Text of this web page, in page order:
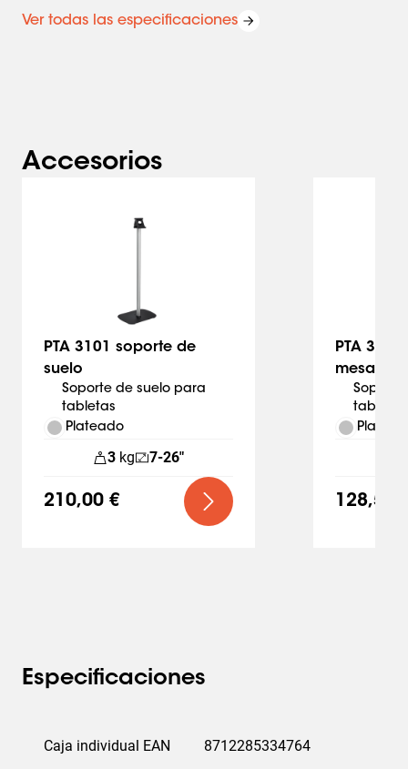
Ver todas las especificaciones
Accesorios
PTA 3101 soporte de
suelo
Soporte de suelo para
tabletas
Plateado
3 kg 7-26"
210,00 €
PTA
mesa
tabletas
128,50
Especificaciones
Caja individual EAN 8712285334764